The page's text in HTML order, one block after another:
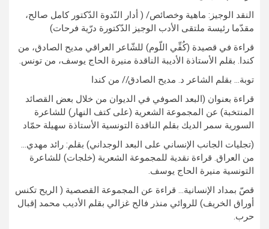
النقد الوجيز: ماهية وخصائص/ ( أدار النّدوة الدّكتور كامل صالح،
مقدّما رئيسة ملتقى الأدب الوجيز الدّكتورة درّية فرحات)
قراءة في قصيدة (كُفِّي اللّوم) للشّاعر العراقي مديح الصادق، من
كندا. بقلم الأستاذة الأديبة الناقدة منيرة الحاج يوسف، من تونس.
توبة… بقلم الشاعر د. مديح الصادق// من كندا
قراءة بعنوان (البعد الصوفي في الديوان من خلال بعض القصائد
المنتخبة) عن المجموعة الشعرية (على كتف النهار) للشاعرة
السورية سمر الديك بقلم الناقدة التونسية الأستاذة سهيلة حمّاد
(تجليات الجانب الإنساني على البعد الوجداني) بقلم: رائد مهدي…
من العراق. قراءة نقدية للمجموعة الشعرية (خلجات) للشاعرة
التونسية منيرة الحاج يوسف.
قصّ بمداد الإنسانية… قراءة عن المجموعة القصصية ( الريح تكنس
أوراق الخريف) للروائي منذر فالح غزالي بقلم الأديب محمد إقبال
حرب.